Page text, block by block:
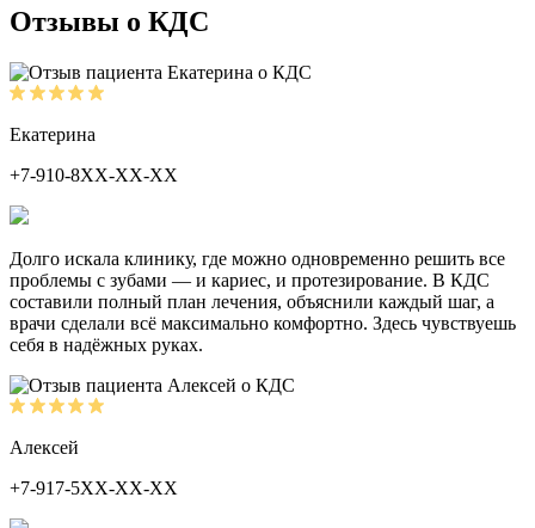
Отзывы о КДС
Екатерина
+7-910-8ХХ-ХХ-ХХ
Долго искала клинику, где можно одновременно решить все
проблемы с зубами — и кариес, и протезирование. В КДС
составили полный план лечения, объяснили каждый шаг, а
врачи сделали всё максимально комфортно. Здесь чувствуешь
себя в надёжных руках.
Алексей
+7-917-5ХХ-ХХ-ХХ